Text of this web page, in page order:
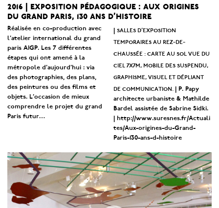
2016 | exposition pédagogique : aux origines
du grand paris, 130 ans d’histoire
Réalisée en co-production avec
l’atelier international du grand
paris AIGP. Les 7 différentes
étapes qui ont amené à la
métropole d’aujourd’hui : via
des photographies, des plans,
des peintures ou des films et
objets. L’occasion de mieux
comprendre le projet du grand
Paris futur…
|salles d’exposition
temporaires au rez-de-
chaussée : carte au sol vue du
ciel 7x7m, mobile des suspendu,
graphisme, visuel et dépliant
de communication.
| P. Papy
architecte urbaniste & Mathilde
Bardel assistée de Sabrine Sidki.
| http://www.suresnes.fr/Actuali
tes/Aux-origines-du-Grand-
Paris-130-ans-d-histoire